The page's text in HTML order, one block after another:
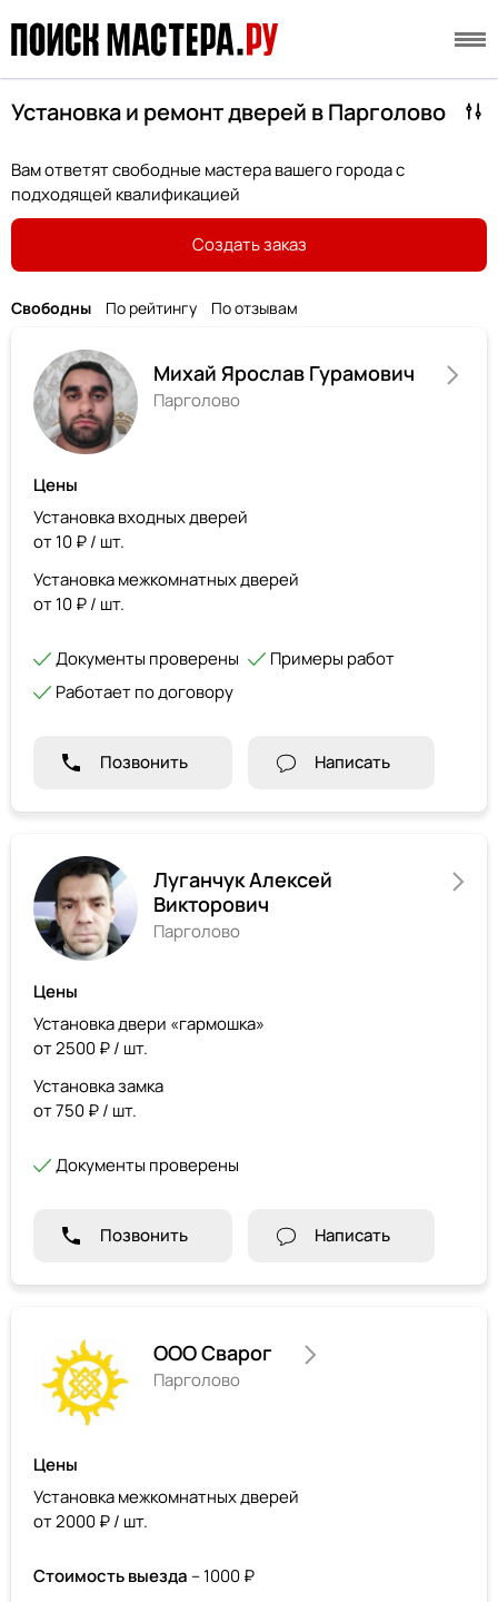
Установка и ремонт дверей в Парголово
Вам ответят свободные мастера вашего города с
подходящей квалификацией
Создать заказ
Свободны По рейтингу По отзывам
Михай Ярослав Гурамович
Парголово
Цены
Установка входных дверей
от 10 ₽ / шт.
Установка межкомнатных дверей
от 10 ₽ / шт.
Документы проверены
Примеры работ
Работает по договору
Позвонить Написать
Луганчук Алексей
Викторович
Парголово
Цены
Установка двери «гармошка»
от 2500 ₽ / шт.
Установка замка
от 750 ₽ / шт.
Документы проверены
Позвонить Написать
ООО Сварог
Парголово
Цены
Установка межкомнатных дверей
от 2000 ₽ / шт.
Стоимость выезда – 1000 ₽